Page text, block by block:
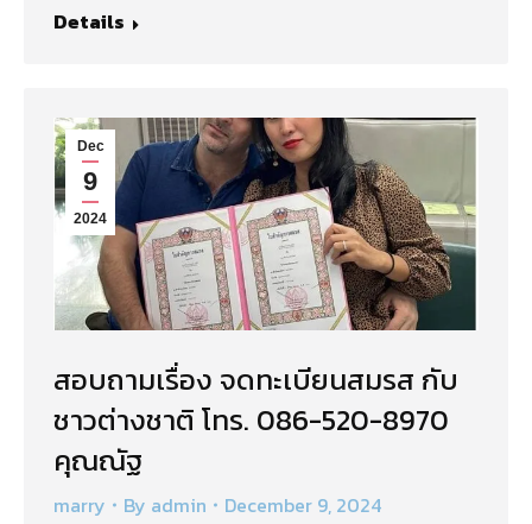
Details
Dec
9
2024
สอบถามเรื่อง จดทะเบียนสมรส กับ
ชาวต่างชาติ โทร. 086-520-8970
คุณณัฐ
marry By admin December 9, 2024